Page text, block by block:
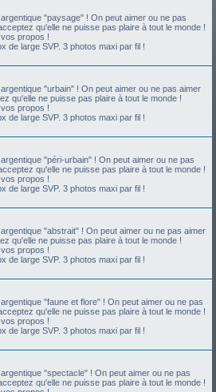
"paysage" ! On peut aimer ou ne pas
qu'elle ne puisse pas plaire à tout le monde !
propos !
de large SVP. 3 photos maxi par fil !
"urbain" ! On peut aimer ou ne pas aimer
qu'elle ne puisse pas plaire à tout le monde !
propos !
de large SVP. 3 photos maxi par fil !
"péri-urbain" ! On peut aimer ou ne pas
qu'elle ne puisse pas plaire à tout le monde !
propos !
de large SVP. 3 photos maxi par fil !
"abstrait" ! On peut aimer ou ne pas aimer
qu'elle ne puisse pas plaire à tout le monde !
propos !
de large SVP. 3 photos maxi par fil !
"faune et flore" ! On peut aimer ou ne pas
qu'elle ne puisse pas plaire à tout le monde !
propos !
de large SVP. 3 photos maxi par fil !
"spectacle" ! On peut aimer ou ne pas
qu'elle ne puisse pas plaire à tout le monde !